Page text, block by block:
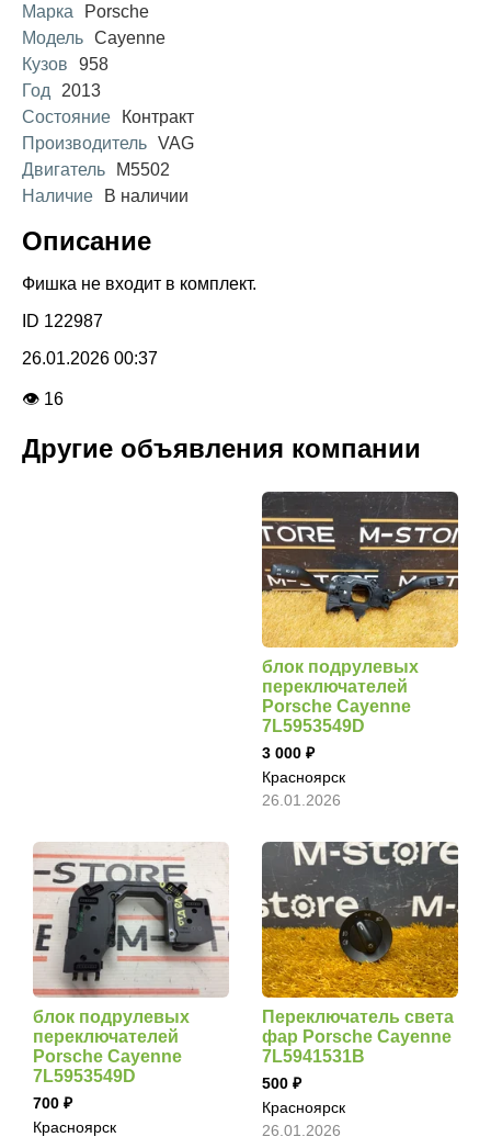
Марка
Porsche
Модель Cayenne
Кузов
958
Год
2013
Состояние
Контракт
Производитель VAG
Двигатель
M5502
Наличие
В наличии
Описание
Фишка не входит в комплект.
ID 122987
26.01.2026 00:37
👁 16
Другие объявления компании
блок подрулевых
переключателей
Porsche Cayenne
7L5953549D
3 000
Красноярск
26.01.2026
блок подрулевых
переключателей
Porsche Cayenne
7L5953549D
700
Красноярск
Переключатель света
фар Porsche Cayenne
7L5941531B
500
Красноярск
26.01.2026